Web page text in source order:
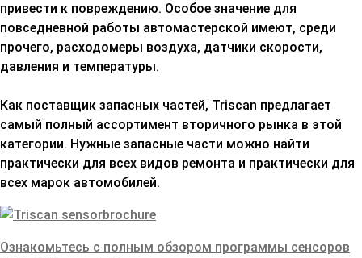
привести к повреждению. Особое значение для
повседневной работы автомастерской имеют, среди
прочего, расходомеры воздуха, датчики скорости,
давления и температуры.
Как поставщик запасных частей, Triscan предлагает
самый полный ассортимент вторичного рынка в этой
категории. Нужные запасные части можно найти
практически для всех видов ремонта и практически для
всех марок автомобилей.
Ознакомьтесь с полным обзором программы сенсоров